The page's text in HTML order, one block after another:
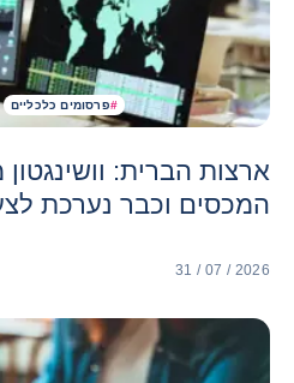
#פרסומים כלכליים
ארצות הברית:
המכסים וכבר נערכת
31 / 07 / 2026